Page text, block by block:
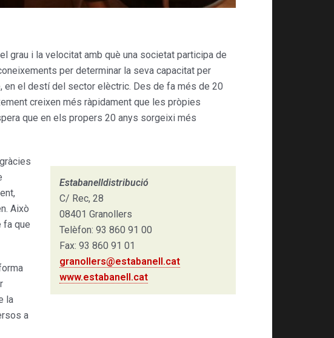
grau i la velocitat amb què una societat participa de
per determinar la seva capacitat per
en el destí del sector elèctric. Des de fa més de 20
creixen més ràpidament que les pròpies
que en els propers 20 anys sorgeixi més
Estabanelldistribució
C/ Rec, 28
08401 Granollers
Telèfon: 93 860 91 00
Fax: 93 860 91 01
granollers@estabanell.cat
www.estabanell.cat
Això
fa que
la
a